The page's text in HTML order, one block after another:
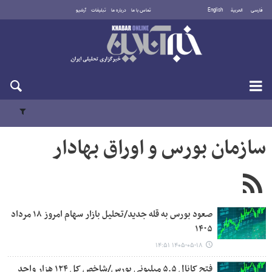
فارسی العربية English تماس با ما درباره ما تبلیغات آرشیو
دوشنبه ۱۹ مرداد ۱۴۰۵
سازمان بورس و اوراق بهادار
صعود بورس به قله جدید/تحلیل بازار سهام امروز ۱۸ مرداد
۱۴۰۵
۱۴۰۵-۰۵-۱۸ ۱۴:۵۱